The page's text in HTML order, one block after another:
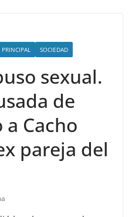
PRINCIPAL SOCIEDAD
sexual.
de
Cacho
pareja del